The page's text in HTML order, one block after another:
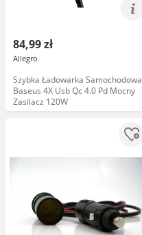
84,99 zł
Allegro
Szybka Ładowarka Samochodowa
Baseus 4X Usb Qc 4.0 Pd Mocny
Zasilacz 120W